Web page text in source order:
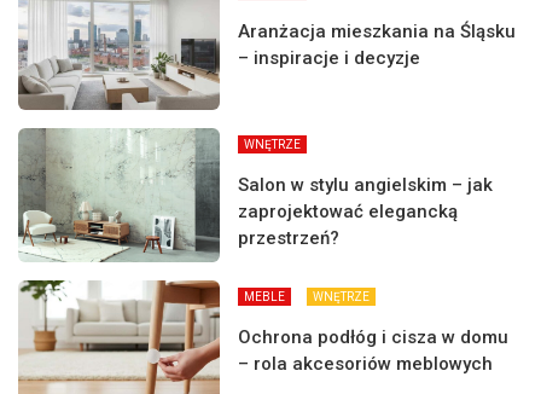
Aranżacja mieszkania na Śląsku
– inspiracje i decyzje
WNĘTRZE
Salon w stylu angielskim – jak
zaprojektować elegancką
przestrzeń?
MEBLE WNĘTRZE
Ochrona podłóg i cisza w domu
– rola akcesoriów meblowych